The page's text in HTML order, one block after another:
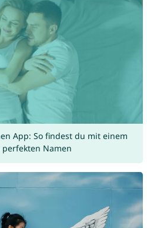
App: So findest du mit einem
perfekten Namen